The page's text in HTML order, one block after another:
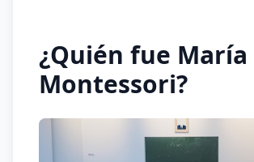
¿Quién fue María
Montessori?